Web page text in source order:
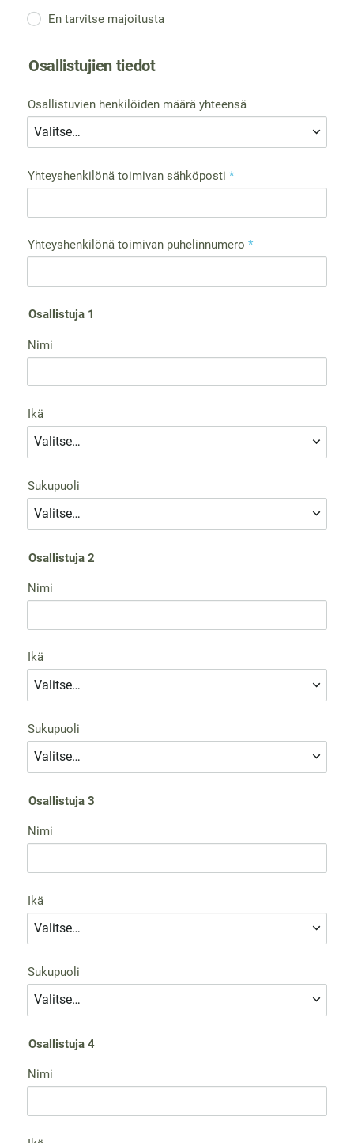
En tarvitse majoitusta
Osallistujien tiedot
Osallistuvien henkilöiden määrä yhteensä
Yhteyshenkilönä toimivan sähköposti *
Yhteyshenkilönä toimivan puhelinnumero *
Osallistuja 1
Nimi
Ikä
Sukupuoli
Osallistuja 2
Nimi
Ikä
Sukupuoli
Osallistuja 3
Nimi
Ikä
Sukupuoli
Osallistuja 4
Nimi